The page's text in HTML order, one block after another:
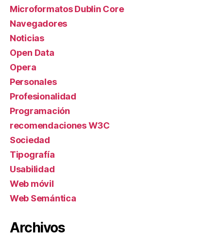
Microformatos Dublin Core
Navegadores
Noticias
Open Data
Opera
Personales
Profesionalidad
Programación
recomendaciones W3C
Sociedad
Tipografía
Usabilidad
Web móvil
Web Semántica
Archivos